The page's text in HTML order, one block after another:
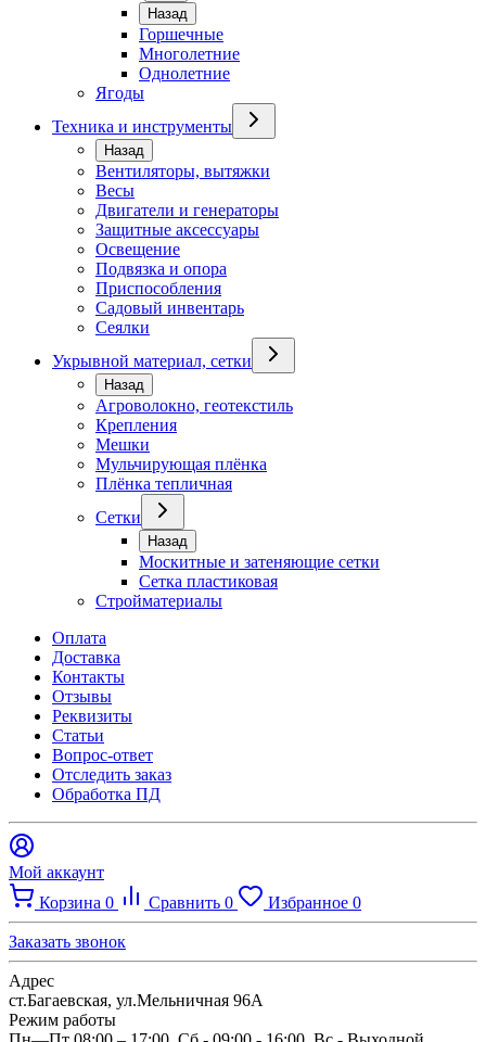
Назад
Горшечные
Многолетние
Однолетние
Ягоды
Техника и инструменты
Назад
Вентиляторы, вытяжки
Весы
Двигатели и генераторы
Защитные аксессуары
Освещение
Подвязка и опора
Приспособления
Садовый инвентарь
Сеялки
Укрывной материал, сетки
Назад
Агроволокно, геотекстиль
Крепления
Мешки
Мульчирующая плёнка
Плёнка тепличная
Сетки
Назад
Москитные и затеняющие сетки
Сетка пластиковая
Стройматериалы
Оплата
Доставка
Контакты
Отзывы
Реквизиты
Статьи
Вопрос-ответ
Отследить заказ
Обработка ПД
Мой аккаунт
Корзина 0 Сравнить 0 Избранное 0
Заказать звонок
Адрес
ст.Багаевская, ул.Мельничная 96А
Режим работы